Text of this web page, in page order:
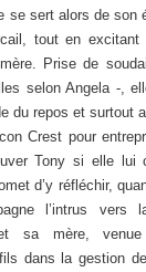
se sert alors de son
tout en
Prise de
selon Angela -,
du repos et surtout
Crest pour
Tony si elle lui
d’y réfléchir,
l’intrus vers
et sa mère,
dans la gestion